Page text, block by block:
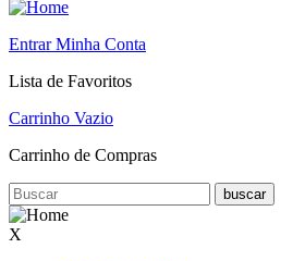
Entrar Minha Conta
Lista de Favoritos
Carrinho Vazio
Carrinho de Compras
buscar
X